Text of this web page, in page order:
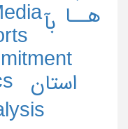
استان
بآ هــا